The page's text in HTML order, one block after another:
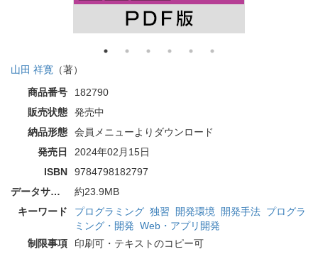
山田 祥寛 （著）
商品番号
182790
販売状態
発売中
納品形態
会員メニューよりダウンロード
発売日
2024年02月15日
ISBN
9784798182797
データサイズ
約23.9MB
キーワード
プログラミング 独習 開発環境 開発手法 プログラ
ミング・開発 Web・アプリ開発
制限事項
印刷可・テキストのコピー可